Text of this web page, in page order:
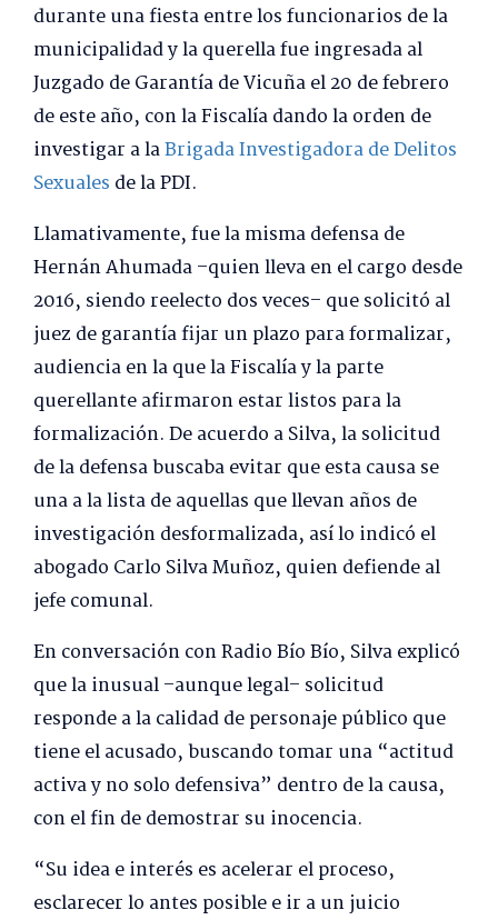
durante una fiesta entre los funcionarios de la
municipalidad y la querella fue ingresada al
Juzgado de Garantía de Vicuña el 20 de febrero
de este año, con la Fiscalía dando la orden de
investigar a laBrigada Investigadora de Delitos
Sexuales de la PDI.
Llamativamente, fue la misma defensa de
Hernán Ahumada –quien lleva en el cargo desde
2016, siendo reelecto dos veces– que solicitó al
juez de garantía fijar un plazo para formalizar,
audiencia en la que la Fiscalía y la parte
querellante afirmaron estar listos para la
formalización. De acuerdo a Silva, la solicitud
de la defensa buscaba evitar que esta causa se
una a la lista de aquellas que llevan años de
investigación desformalizada, así lo indicó el
abogado Carlo Silva Muñoz, quien defiende al
jefe comunal.
En conversación con Radio Bío Bío, Silva explicó
que la inusual –aunque legal– solicitud
responde a la calidad de personaje público que
tiene el acusado, buscando tomar una “actitud
activa y no solo defensiva” dentro de la causa,
con el fin de demostrar su inocencia.
“Su idea e interés es acelerar el proceso,
esclarecer lo antes posible e ir a un juicio